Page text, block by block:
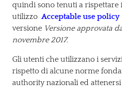
quindi sono tenuti a rispettare
utilizzoAcceptable use policy
versione Versione approvata
novembre 2017.
Gli utenti che utilizzano i
rispetto di alcune norme
authority nazionali ed